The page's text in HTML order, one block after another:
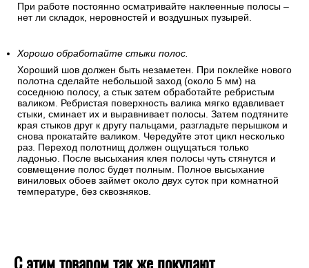
При работе постоянно осматривайте наклеенные полосы –
нет ли складок, неровностей и воздушных пузырей.
Хорошо обработайте стыки полос.
Хороший шов должен быть незаметен. При поклейке нового
полотна сделайте небольшой заход (около 5 мм) на
соседнюю полосу, а стык затем обработайте ребристым
валиком. Ребристая поверхность валика мягко вдавливает
стыки, сминает их и выравнивает полосы. Затем подтяните
края стыков друг к другу пальцами, разгладьте перышком и
снова прокатайте валиком. Чередуйте этот цикл несколько
раз. Переход полотнищ должен ощущаться только
ладонью. После высыхания клея полосы чуть стянутся и
совмещение полос будет полным. Полное высыхание
виниловых обоев займет около двух суток при комнатной
температуре, без сквозняков.
С этим товаром так же покупают